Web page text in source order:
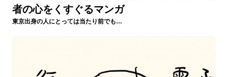
者の心をくすぐるマンガ
東京出身の人にとっては当たり前でも…